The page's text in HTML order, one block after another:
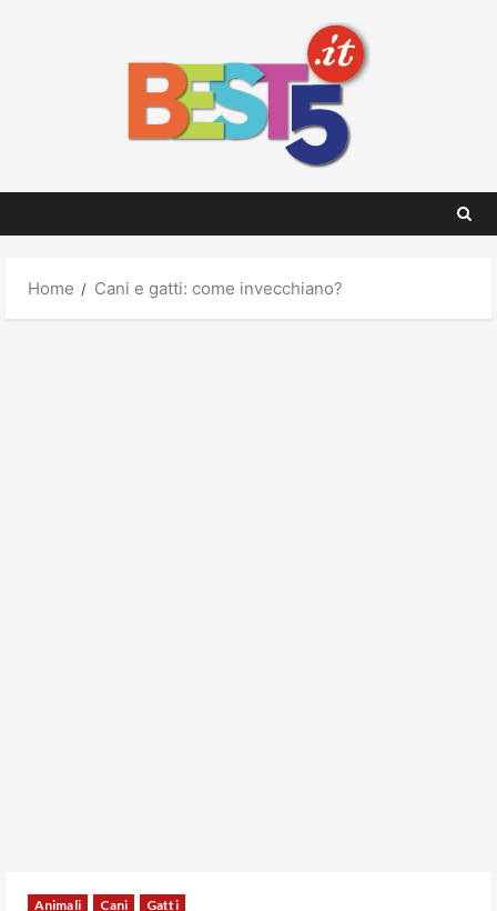
Home Cani e gatti: come invecchiano?
Animali Cani Gatti